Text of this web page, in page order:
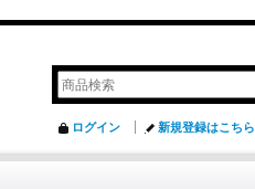
ログイン 新規登録はこちら